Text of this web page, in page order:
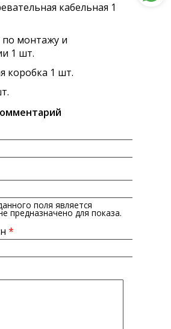
кабельная 1
по монтажу и
1 шт.
коробка 1 шт.
поля является
предназначено для показа.
*